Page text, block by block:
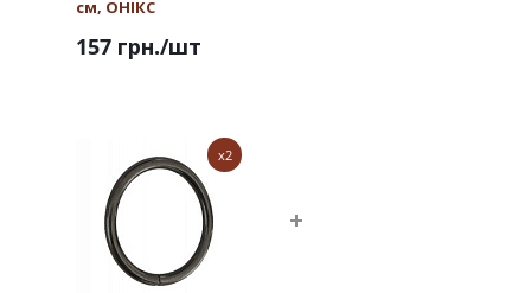
см, ОНІКС
157 грн./шт
x2